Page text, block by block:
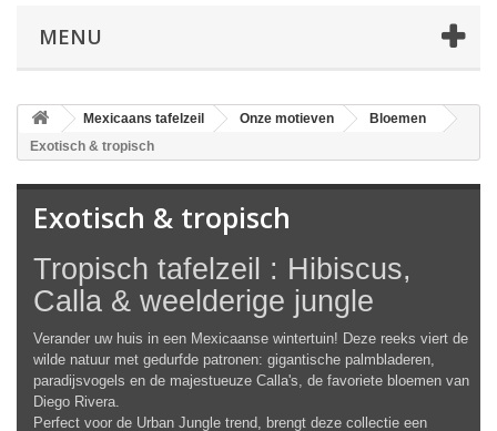
MENU
Mexicaans tafelzeil Onze motieven
Bloemen
Exotisch & tropisch
Exotisch & tropisch
Tropisch tafelzeil : Hibiscus,
Calla & weelderige jungle
Verander uw huis in een Mexicaanse wintertuin! Deze reeks viert de
wilde natuur met gedurfde patronen: gigantische palmbladeren,
paradijsvogels en de majestueuze Calla's, de favoriete bloemen van
Diego Rivera.
Perfect voor de Urban Jungle trend, brengt deze collectie een